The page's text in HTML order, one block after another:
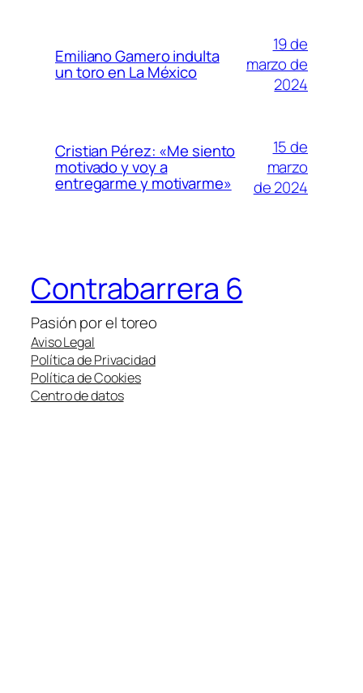
Emiliano Gamero indulta
un toro en La México
19 de
marzo de
2024
Cristian Pérez: «Me siento
motivado y voy a
entregarme y motivarme»
15 de
marzo
de 2024
Contrabarrera 6
Pasión por el toreo
Aviso Legal
Política de Privacidad
Política de Cookies
Centro de datos